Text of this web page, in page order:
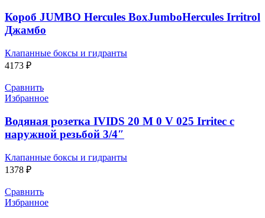
Короб JUMBO Hercules BoxJumboHercules Irritrol
Джамбо
Клапанные боксы и гидранты
4173 ₽
Сравнить
Избранное
Водяная розетка IVIDS 20 M 0 V 025 Irritec с
наружной резьбой 3/4″
Клапанные боксы и гидранты
1378 ₽
Сравнить
Избранное